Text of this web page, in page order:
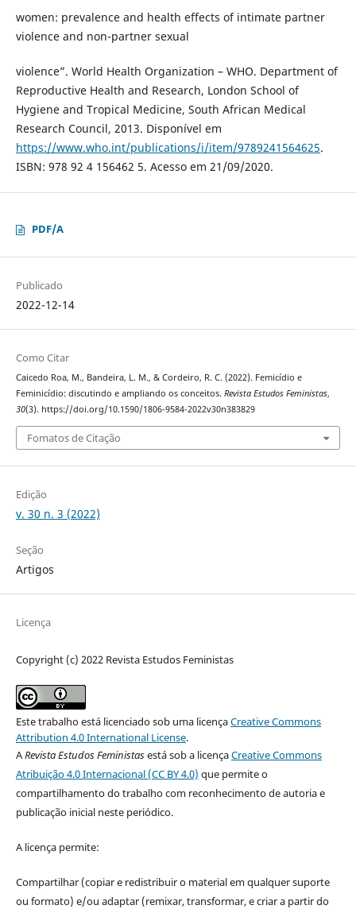
women: prevalence and health effects of intimate partner
violence and non-partner sexual
violence”. World Health Organization – WHO. Department of
Reproductive Health and Research, London School of
Hygiene and Tropical Medicine, South African Medical
Research Council, 2013. Disponível em
https://www.who.int/publications/i/item/9789241564625.
ISBN: 978 92 4 156462 5. Acesso em 21/09/2020.
PDF/A
Publicado
2022-12-14
Como Citar
Caicedo Roa, M., Bandeira, L. M., & Cordeiro, R. C. (2022). Femicídio e
Feminicídio: discutindo e ampliando os conceitos. Revista Estudos Feministas,
30(3). https://doi.org/10.1590/1806-9584-2022v30n383829
Fomatos de Citação
Edição
v. 30 n. 3 (2022)
Seção
Artigos
Licença
Copyright (c) 2022 Revista Estudos Feministas
Este trabalho está licenciado sob uma licençaCreative Commons
Attribution 4.0 International License.
ARevista Estudos Feministasestá sob a licençaCreative Commons
Atribuição 4.0 Internacional (CC BY 4.0) que permite o
compartilhamento do trabalho com reconhecimento de autoria e
publicação inicial neste periódico.
A licença permite:
Compartilhar (copiar e redistribuir o material em qualquer suporte
ou formato) e/ou adaptar (remixar, transformar, e criar a partir do